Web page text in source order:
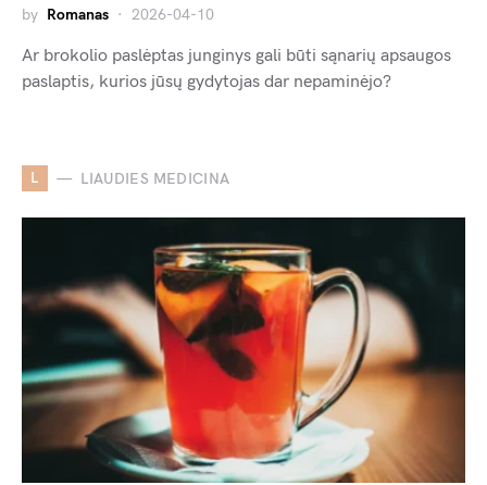
by Romanas 2026-04-10
Ar brokolio paslėptas junginys gali būti sąnarių apsaugos
paslaptis, kurios jūsų gydytojas dar nepaminėjo?
L LIAUDIES MEDICINA